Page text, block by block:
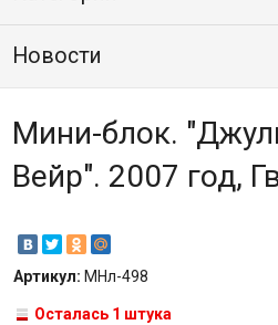
Новости
Мини-блок.
Вейр". 2007 год,
Артикул: МНл-498
Осталась 1 штука